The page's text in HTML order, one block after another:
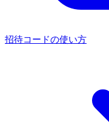
招待コードの使い方